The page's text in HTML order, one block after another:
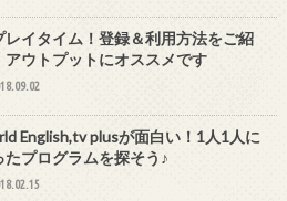
レイタイム！登録＆利用方法をご紹
アウトプットにオススメです
English,tv plusが面白い！1人1人に
たプログラムを探そう♪